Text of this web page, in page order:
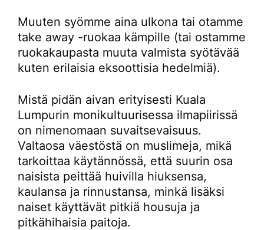
Muuten syömme aina ulkona tai otamme
take away -ruokaa kämpille (tai ostamme
ruokakaupasta muuta valmista syötävää
kuten erilaisia eksoottisia hedelmiä).
Mistä pidän aivan erityisesti Kuala
Lumpurin monikultuurisessa ilmapiirissä
on nimenomaan suvaitsevaisuus.
Valtaosa väestöstä on muslimeja, mikä
tarkoittaa käytännössä, että suurin osa
naisista peittää huivilla hiuksensa,
kaulansa ja rinnustansa, minkä lisäksi
naiset käyttävät pitkiä housuja ja
pitkähihaisia paitoja.